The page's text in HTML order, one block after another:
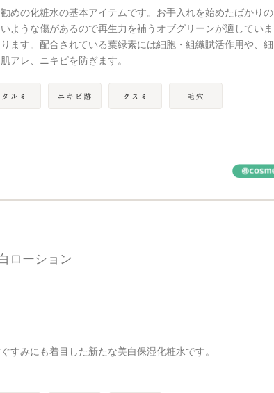
めの化粧水の基本アイテムです。お手入れを始めたばかりの
ような傷があるので再生力を補うオブグリーンが適していま
ます。配合されている葉緑素には細胞・組織賦活作用や、細
アレ、ニキビを防ぎます。
ローション
すみにも着目した新たな美白保湿化粧水です。